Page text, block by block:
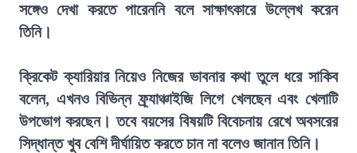
সঙ্গেও দেখা করতে পারেননি বলে সাক্ষাৎকারে উল্লেখ করেন
তিনি।
ক্রিকেট ক্যারিয়ার নিয়েও নিজের ভাবনার কথা তুলে ধরে সাকিব
বলেন, এখনও বিভিন্ন ফ্র্যাঞ্চাইজি লিগে খেলছেন এবং খেলাটি
উপভোগ করছেন। তবে বয়সের বিষয়টি বিবেচনায় রেখে অবসরের
সিদ্ধান্ত খুব বেশি দীর্ঘায়িত করতে চান না বলেও জানান তিনি।